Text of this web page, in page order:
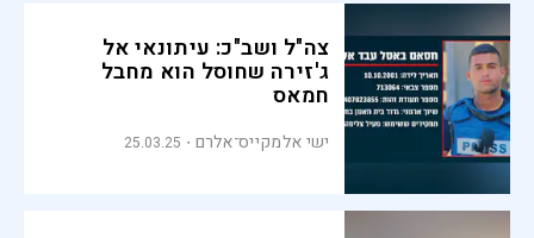
צה"ל ושב"כ: עיתונאי אל
ג'זירה שחוסל הוא מחבל
חמאס
ישי אלמקייס־אלרם 25.03.25